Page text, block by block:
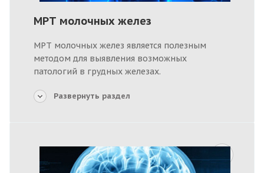
МРТ молочных желез
МРТ молочных желез является полезным
методом для выявления возможных
патологий в грудных железах.
Развернуть раздел